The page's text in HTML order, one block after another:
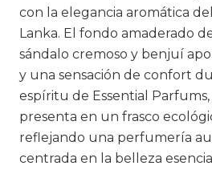
con la elegancia aromática
Lanka. El fondo amaderado
sándalo cremoso y benjuí
y una sensación de confort
espíritu de Essential Parfums,
presenta en un frasco
reflejando una perfumería
centrada en la belleza